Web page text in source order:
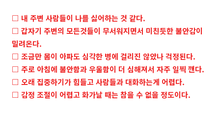
□ 내 주변 사람들이 나를 싫어하는 것 같다.
□ 갑자기 주변의 모든것들이 무서워지면서 미친듯한 불안감이
밀려온다.
□ 조금만 몸이 아파도 심각한 병에 걸리진 않았나 걱정된다.
□ 주로 아침에 불안함과 우울함이 더 심해져서 자주 일찍 깬다.
□ 오래 집중하기가 힘들고 사람들과 대화하는게 어렵다.
□ 감정 조절이 어렵고 화가날 때는 참을 수 없을 정도이다.